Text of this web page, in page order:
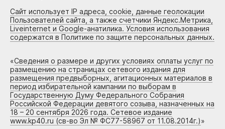
Сайт использует IP адреса, cookie, данные геолокации
Пользователей сайта, а также счетчики Яндекс.Метрика,
Liveinternet и Google-анатилика. Условия использования
содержатся в Политике по защите персональных данных.
«Сведения о размере и других условиях оплаты услуг по
размещению на страницах сетевого издания для
размещения предвыборных, агитационных материалов в
период избирательной кампании по выборам в
Государственную Думу Федерального Собрания
Российской Федерации девятого созыва, назначенных на
18 – 20 сентября 2026 года. Сетевое издание
www.kp40.ru (св-во Эл № ФС77-58967 от 11.08.2014г.)»